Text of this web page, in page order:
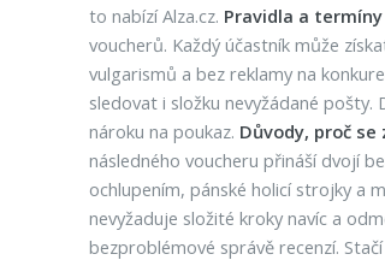
to nabízí Alza.cz. Pravidla a
voucherů. Každý účastník může
vulgarismů a bez reklamy na
sledovat i složku nevyžádané
nároku na poukaz. Důvody, proč
následného voucheru přináší dvojí
ochlupením, pánské holicí strojky a
nevyžaduje složité kroky navíc a
bezproblémové správě recenzí.